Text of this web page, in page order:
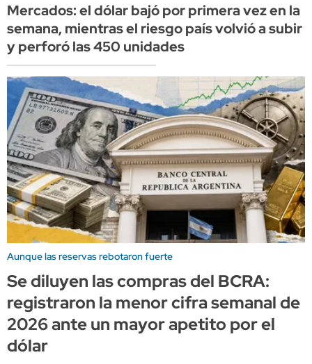
Mercados: el dólar bajó por primera vez en la
semana, mientras el riesgo país volvió a subir
y perforó las 450 unidades
Aunque las reservas rebotaron fuerte
Se diluyen las compras del BCRA:
registraron la menor cifra semanal de
2026 ante un mayor apetito por el
dólar